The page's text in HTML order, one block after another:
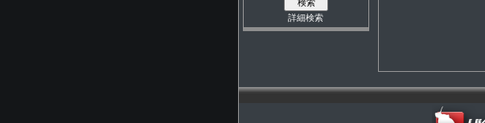
詳細検索